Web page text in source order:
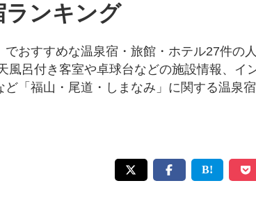
ランキング
でおすすめな温泉宿・旅館・ホテル27件の
風呂付き客室や卓球台などの施設情報、イ
「福山・尾道・しまなみ」に関する温泉宿